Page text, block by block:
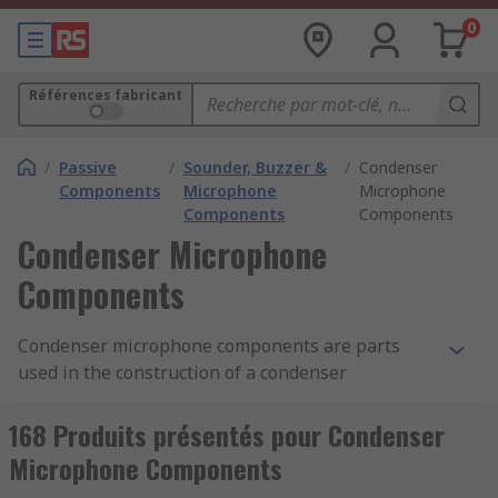
0
Références fabricant
/ Passive
Components
/ Sounder, Buzzer &
Microphone
Components
/ Condenser
Microphone
Components
Condenser Microphone
Components
Condenser microphone components are parts
used in the construction of a condenser
vibrating diaphragm and a stable metal plate
known as a capacitor. Condenser microphones are
either DC (direct current) biased, or can operate
168 Produits présentés pour Condenser
Microphone Components